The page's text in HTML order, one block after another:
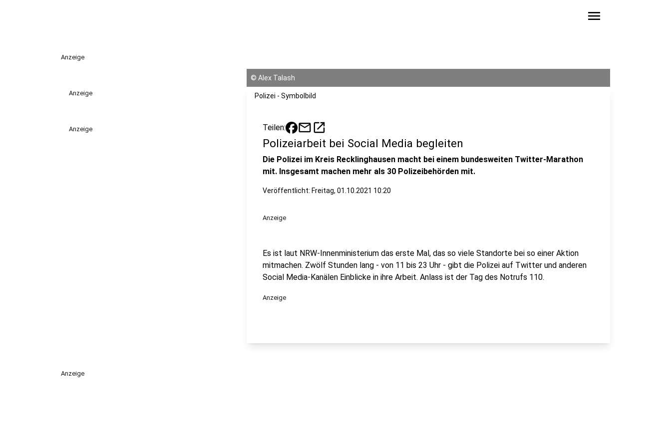
menu
Anzeige
Anzeige
Anzeige
© Alex Talash
Polizei - Symbolbild
Teilen: mailopen_in_new
Polizeiarbeit bei Social Media begleiten
Die Polizei im Kreis Recklinghausen macht bei einem bundesweiten Twitter-Marathon
mit. Insgesamt machen mehr als 30 Polizeibehörden mit.
Veröffentlicht: Freitag, 01.10.2021 10:20
Anzeige
Es ist laut NRW-Innenministerium das erste Mal, das so viele Standorte bei so einer Aktion
mitmachen. Zwölf Stunden lang - von 11 bis 23 Uhr - gibt die Polizei auf Twitter und anderen
Social Media-Kanälen Einblicke in ihre Arbeit. Anlass ist der Tag des Notrufs 110.
Anzeige
Anzeige